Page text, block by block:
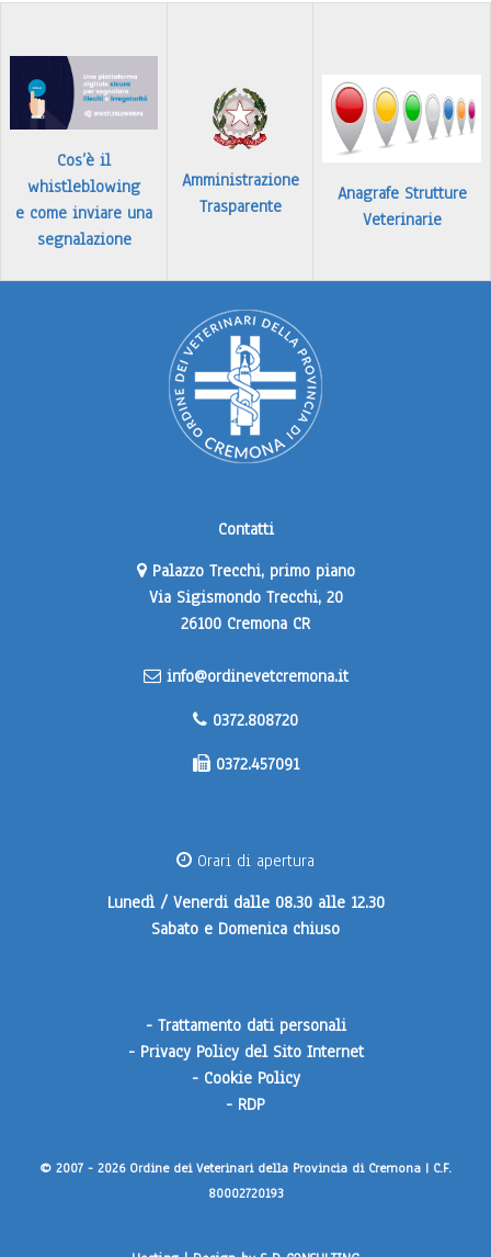
Cos’è il
whistleblowing
e come inviare una
segnalazione
Amministrazione
Trasparente
Anagrafe Strutture
Veterinarie
Contatti
Palazzo Trecchi, primo piano
Via Sigismondo Trecchi, 20
26100 Cremona CR
info@ordinevetcremona.it
0372.808720
0372.457091
Orari di apertura
Lunedì / Venerdidalle 08.30 alle 12.30
Sabato e Domenica chiuso
- Trattamento dati personali
- Privacy Policy del Sito Internet
- Cookie Policy
- RDP
© 2007 - 2026 Ordine dei Veterinari della Provincia di Cremona | C.F.
80002720193